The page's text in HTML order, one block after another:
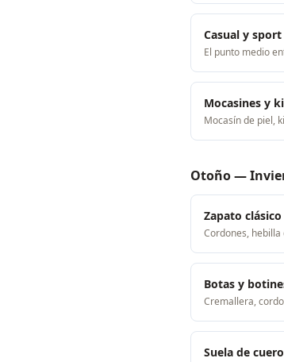
Casual y sport
El punto medio
Mocasines y
Mocasín de piel,
Otoño —
Zapato
Cordones,
Botas y
Cremallera,
Suela de